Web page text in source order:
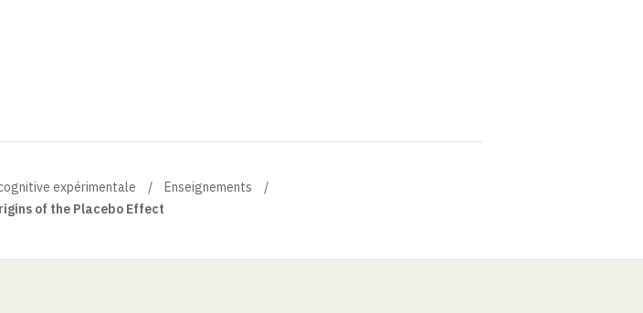
expérimentale
Enseignements
of the Placebo Effect